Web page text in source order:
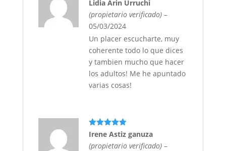
Lidia Arin Urruchi
(propietario verificado) –
05/03/2024
Un placer escucharte, muy
coherente todo lo que dices
y tambien mucho que hacer
los adultos! Me he apuntado
varias cosas!
Valorado
Irene Astiz ganuza
(propietario verificado) –